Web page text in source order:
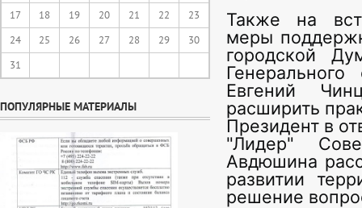
17
18 19 20 21 22
23
24
25 26 27 28 29
30
31
ПОПУЛЯРНЫЕ МАТЕРИАЛЫ
Также на
меры
городской
Евгений
расширить
Президент в
"Лидер"
Авдюшина
развитии
решение